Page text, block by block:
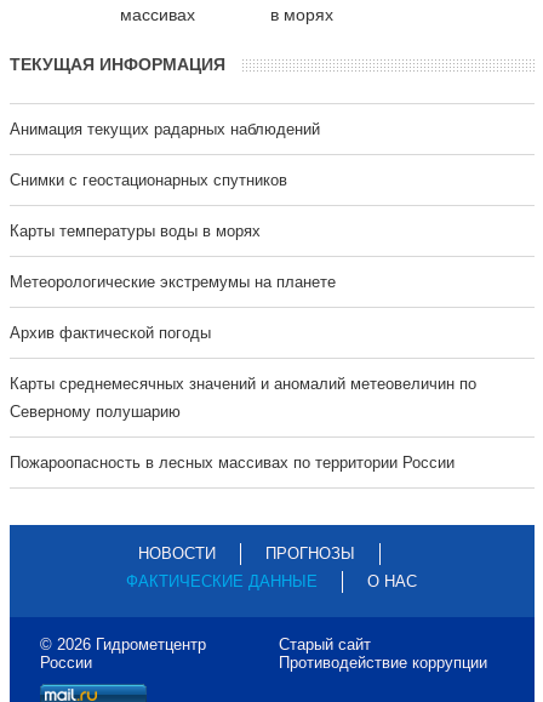
массивах
в морях
ТЕКУЩАЯ ИНФОРМАЦИЯ
Анимация текущих радарных наблюдений
Cнимки с геостационарных спутников
Карты температуры воды в морях
Метеорологические экстремумы на планете
Архив фактической погоды
Карты среднемесячных значений и аномалий метеовеличин по
Северному полушарию
Пожароопасность в лесных массивах по территории России
НОВОСТИ
ПРОГНОЗЫ
ФАКТИЧЕСКИЕ ДАННЫЕ
О НАС
© 2026 Гидрометцентр
России
Старый сайт
Противодействие коррупции